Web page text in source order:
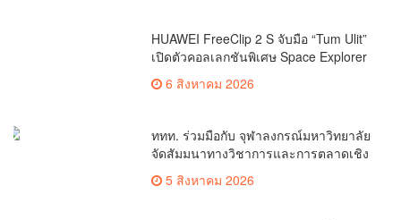
HUAWEI FreeClip 2 S จับมือ “Tum Ulit”
เปิดตัวคอลเลกชันพิเศษ Space Explorer
ถ่ายทอดศิลปะบนเคสหูฟัง
6 สิงหาคม 2026
ททท. ร่วมมือกับ จุฬาลงกรณ์มหาวิทยาลัย
จัดสัมมนาทางวิชาการและการตลาดเชิง
“ขายได้ ขายดี ขายนาน”
5 สิงหาคม 2026